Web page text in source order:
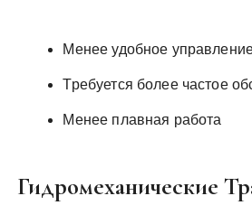
Менее удобное
Требуется более частое
Менее плавная работа
Гидромеханические